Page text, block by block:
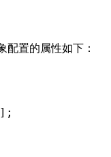
配置的属性如下：